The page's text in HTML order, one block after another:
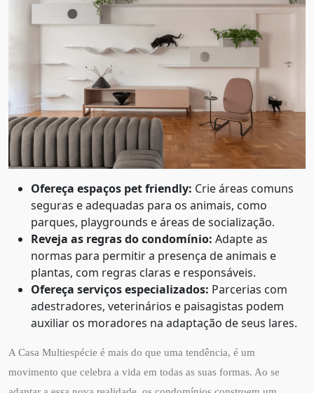
Ofereça espaços pet friendly: Crie áreas comuns
seguras e adequadas para os animais, como
parques, playgrounds e áreas de socialização.
Reveja as regras do condomínio: Adapte as
normas para permitir a presença de animais e
plantas, com regras claras e responsáveis.
Ofereça serviços especializados: Parcerias com
adestradores, veterinários e paisagistas podem
auxiliar os moradores na adaptação de seus lares.
A Casa Multiespécie é mais do que uma tendência, é um
movimento que celebra a vida em todas as suas formas. Ao se